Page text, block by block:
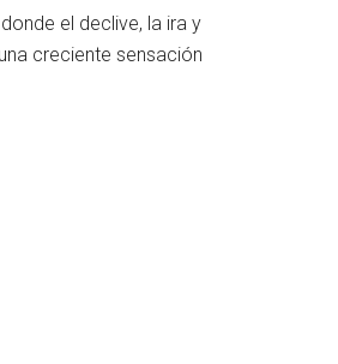
el declive, la ira y
creciente sensación